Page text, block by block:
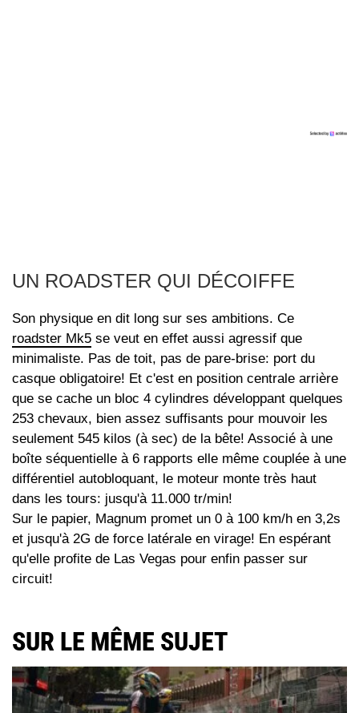
UN ROADSTER QUI DÉCOIFFE
Son physique en dit long sur ses ambitions. Ce
roadster Mk5 se veut en effet aussi agressif que
minimaliste. Pas de toit, pas de pare-brise: port du
casque obligatoire! Et c'est en position centrale arrière
que se cache un bloc 4 cylindres développant quelques
253 chevaux, bien assez suffisants pour mouvoir les
seulement 545 kilos (à sec) de la bête! Associé à une
boîte séquentielle à 6 rapports elle même couplée à une
différentiel autobloquant, le moteur monte très haut
dans les tours: jusqu'à 11.000 tr/min!
Sur le papier, Magnum promet un 0 à 100 km/h en 3,2s
et jusqu'à 2G de force latérale en virage! En espérant
qu'elle profite de Las Vegas pour enfin passer sur
circuit!
SUR LE MÊME SUJET